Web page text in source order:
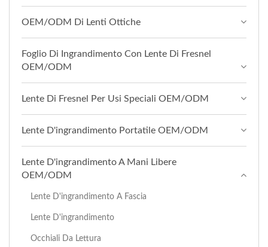
OEM/ODM Di Lenti Ottiche
Foglio Di Ingrandimento Con Lente Di Fresnel
OEM/ODM
Lente Di Fresnel Per Usi Speciali OEM/ODM
Lente D'ingrandimento Portatile OEM/ODM
Lente D'ingrandimento A Mani Libere
OEM/ODM
Lente D'ingrandimento A Fascia
Lente D'ingrandimento
Occhiali Da Lettura